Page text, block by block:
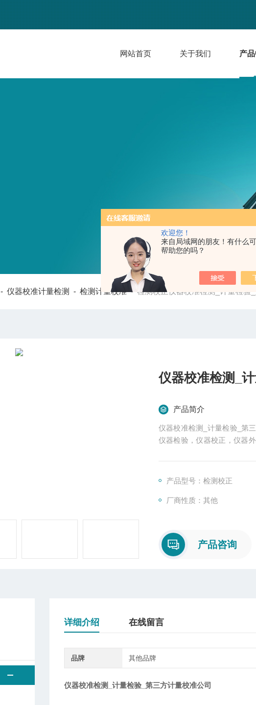
欢迎您！
来自局域网的朋友！有什么
帮助您的吗？
网站首页 关于我们 产
-仪器校准计量检测 -检测计量校准-检测校正仪器校准检测_计量检验
仪器校准检测_
产品简介
仪器校准检测_计量检验_第
仪器检验，仪器校正，仪器
产品型号：检测校正
厂商性质：其他
产品咨询
详细介绍 在线留言
品牌 其他品牌
仪器校准检测_计量检验_第三方计量校准公司